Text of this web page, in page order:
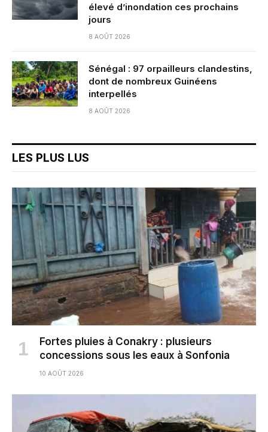
élevé d’inondation ces prochains
jours
8 AOÛT 2026
Sénégal : 97 orpailleurs clandestins,
dont de nombreux Guinéens
interpellés
8 AOÛT 2026
LES PLUS LUS
Fortes pluies à Conakry : plusieurs
concessions sous les eaux à Sonfonia
10 AOÛT 2026